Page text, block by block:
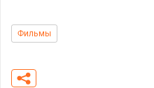
Фильмы